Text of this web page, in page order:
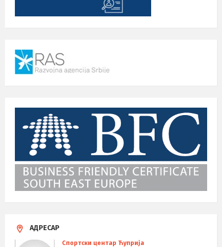
АДРЕСАР
Спортски центар Ћуприја